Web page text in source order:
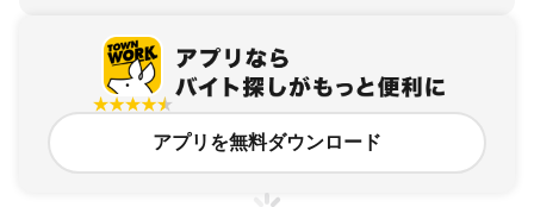
アプリを無料ダウンロード